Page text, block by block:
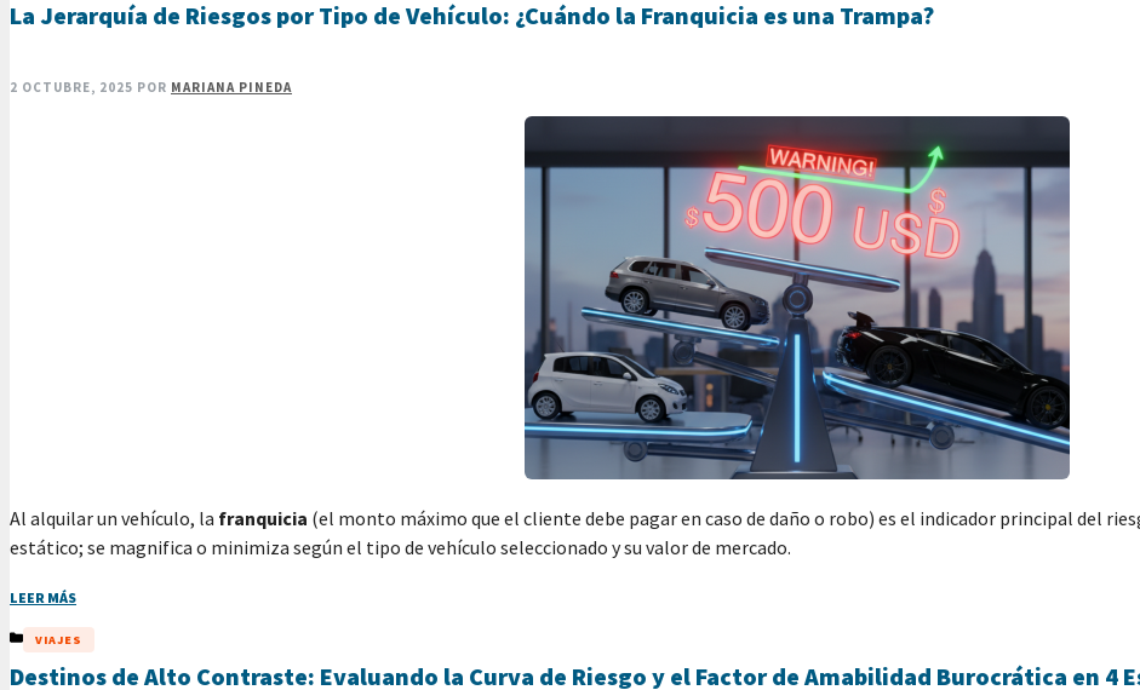
La Jerarquía de Riesgos por Tipo de Vehículo: ¿Cuándo la Franquicia es una Trampa?
2 OCTUBRE, 2025 POR MARIANA PINEDA
Al alquilar un vehículo, la franquicia (el monto máximo que el cliente debe pagar en caso de daño o robo) es el indicador principal del
estático; se magnifica o minimiza según el tipo de vehículo seleccionado y su valor de mercado.
LEER MÁS
CATEGORÍAS
VIAJES
Destinos de Alto Contraste: Evaluando la Curva de Riesgo y el Factor de Amabilidad Burocrática en 4